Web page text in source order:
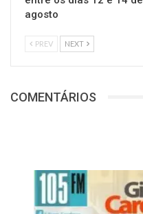
agosto
PREV NEXT
COMENTÁRIOS